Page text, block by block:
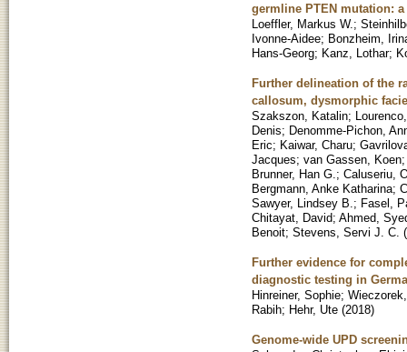
germline PTEN mutation:
Loeffler, Markus W. ;
Ivonne-Aidee; Bonzheim,
Hans-Georg; Kanz, Lothar;
Further delineation of the
callosum, dysmorphic
Szakszon, Katalin;
Denis; Denomme-Pichon,
Eric; Kaiwar, Charu;
Jacques; van Gassen, Koen
Brunner, Han G. ; Caluseriu,
Bergmann, Anke Katharina;
Sawyer, Lindsey B. ; Fasel,
Chitayat, David; Ahmed,
Benoit; Stevens, Servi J. C. (
Further evidence for
diagnostic testing in
Hinreiner, Sophie;
Rabih; Hehr, Ute (2018)
Genome-wide UPD